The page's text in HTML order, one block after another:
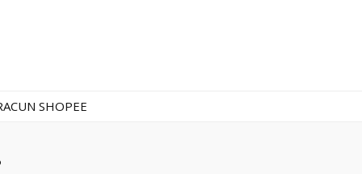
SHOPEE